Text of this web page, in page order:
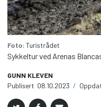
Foto: Turistrådet
Sykkeltur ved Arenas
GUNN KLEVEN
Publisert 08.10.2023 /